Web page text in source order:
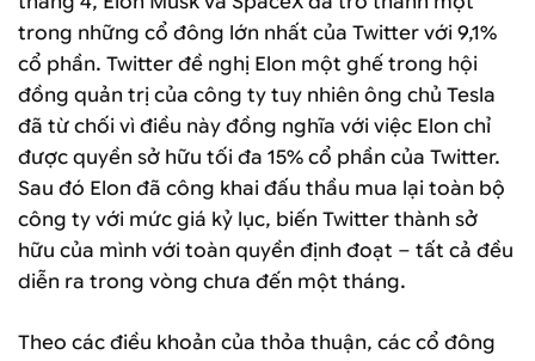
trong những cổ đông lớn nhất của Twitter với 9,1%
cổ phần. Twitter đề nghị Elon một ghế trong hội
đồng quản trị của công ty tuy nhiên ông chủ Tesla
đã từ chối vì điều này đồng nghĩa với việc Elon chỉ
được quyền sở hữu tối đa 15% cổ phần của Twitter.
Sau đó Elon đã công khai đấu thầu mua lại toàn bộ
công ty với mức giá kỷ lục, biến Twitter thành sở
hữu của mình với toàn quyền định đoạt – tất cả đều
diễn ra trong vòng chưa đến một tháng.
Theo các điều khoản của thỏa thuận, các cổ đông